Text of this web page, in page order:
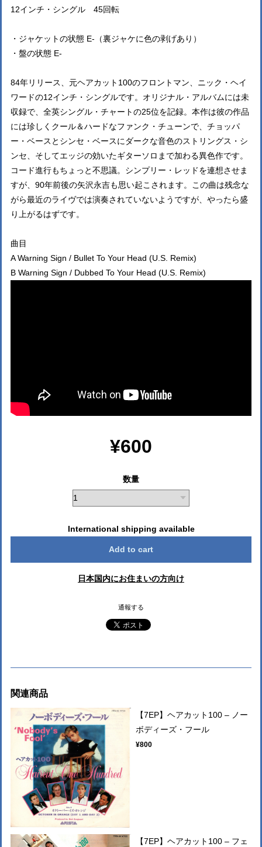
12インチ・シングル 45回転
・ジャケットの状態 E-（裏ジャケに色の剥げあり）
・盤の状態 E-
84年リリース、元ヘアカット100のフロントマン、ニック・ヘイ
ワードの12インチ・シングルです。オリジナル・アルバムには未
収録で、全英シングル・チャートの25位を記録。本作は彼の作品
には珍しくクール＆ハードなファンク・チューンで、チョッパ
ー・ベースとシンセ・ベースにダークな音色のストリングス・シ
ンセ、そしてエッジの効いたギターソロまで加わる異色作です。
コード進行もちょっと不思議。シンプリー・レッドを連想させま
すが、90年前後の矢沢永吉も思い起こされます。この曲は残念な
がら最近のライヴでは演奏されていないようですが、やったら盛
り上がるはずです。
曲目
A Warning Sign / Bullet To Your Head (U.S. Remix)
B Warning Sign / Dubbed To Your Head (U.S. Remix)
¥600
数量
International shipping available
Add to cart
日本国内にお住まいの方向け
通報する
関連商品
【7EP】ヘアカット100 – ノー
ボディーズ・フール
¥800
【7EP】ヘアカット100 – フェ